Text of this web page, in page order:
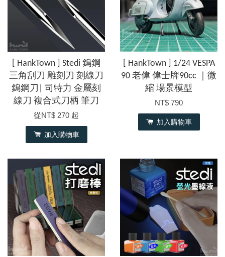
[ HankTown ] Stedi 鎢鋼
三角刮刀 雕刻刀 刻線刀
鎢鋼刀| 司特力 金屬刻
線刀 複合式刀柄 筆刀
從NT$ 270 起
加入購物車
[ HankTown ] 1/24 VESPA
90 老偉 偉士牌90cc ｜微
縮 場景模型
NT$ 790
加入購物車